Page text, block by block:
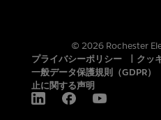
© 2026 Rochester
プライバシーポリシー
クッ
一般データ保護規則（GDPR）
止に関する声明